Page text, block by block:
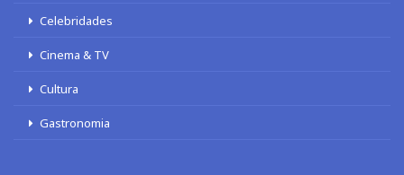
Celebridades
Cinema & TV
Cultura
Gastronomia